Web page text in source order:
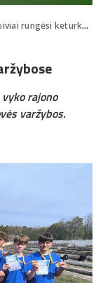
rungėsi keturkovės varžybose
rajono
varžybos.